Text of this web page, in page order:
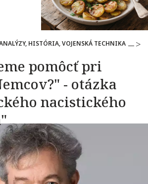
HISTÓRIA, VOJENSKÁ TECHNIKA